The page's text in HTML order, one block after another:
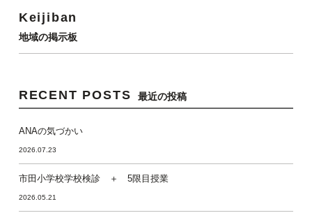
Keijiban
地域の掲示板
RECENT POSTS 最近の投稿
ANAの気づかい
2026.07.23
市田小学校学校検診 ＋ 5限目授業
2026.05.21